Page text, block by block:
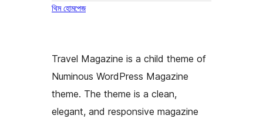
থিম হোমপেজ
Travel Magazine is a child theme of
Numinous WordPress Magazine
theme. The theme is a clean,
elegant, and responsive magazine